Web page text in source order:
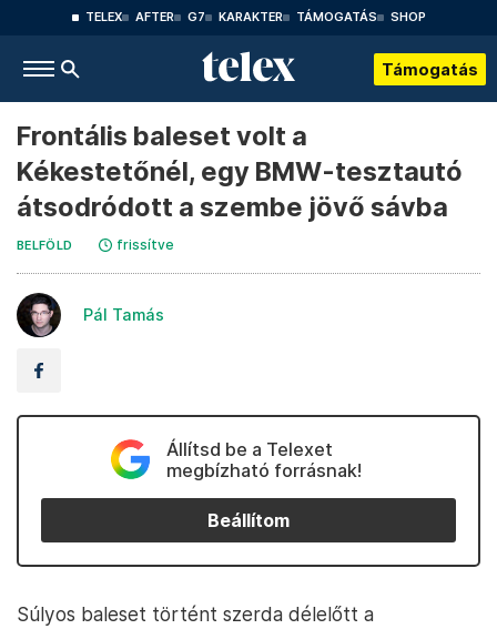
TELEX AFTER G7 KARAKTER TÁMOGATÁS SHOP
Támogatás
Frontális baleset volt a
Kékestetőnél, egy BMW-tesztautó
átsodródott a szembe jövő sávba
BELFÖLD frissítve
Pál Tamás
Állítsd be a Telexet
megbízható forrásnak!
Beállítom
Súlyos baleset történt szerda délelőtt a